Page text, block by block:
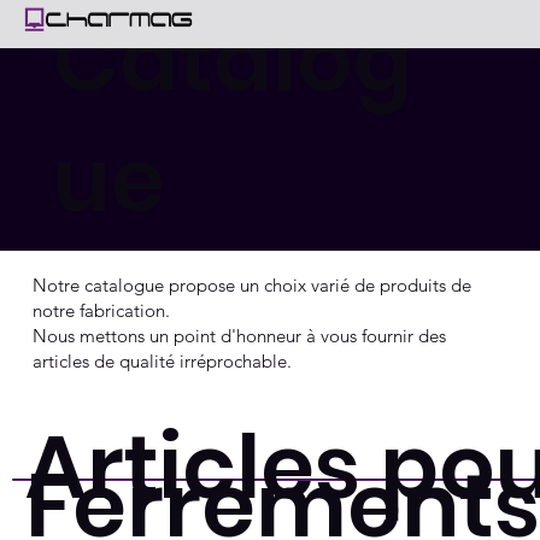
Catalog
Notre catalogue propose un choix varié de produits de
notre fabrication.
Nous mettons un point d'honneur à vous fournir des
articles de qualité irréprochable.
Articles
Ferrements